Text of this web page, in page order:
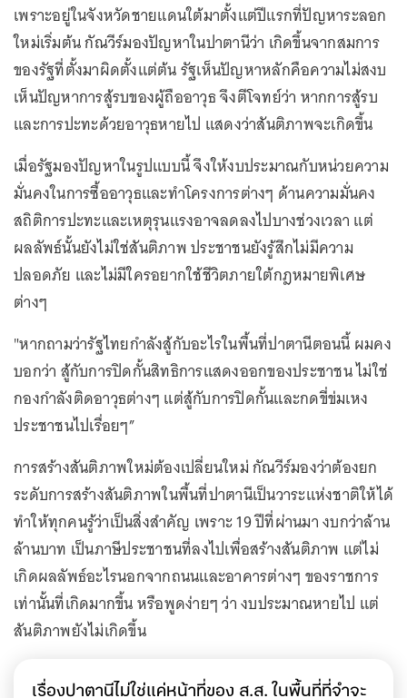
เพราะอยู่ในจังหวัดชายแดนใต้มาตั้งแต่ปีแรกที่ปัญหาระลอก
ใหม่เริ่มต้น กัณวีร์มองปัญหาในปาตานีว่า เกิดขึ้นจากสมการ
ของรัฐที่ตั้งมาผิดตั้งแต่ต้น รัฐเห็นปัญหาหลักคือความไม่สงบ
เห็นปัญหาการสู้รบของผู้ถืออาวุธ จึงตีโจทย์ว่า หากการสู้รบ
และการปะทะด้วยอาวุธหายไป แสดงว่าสันติภาพจะเกิดขึ้น
เมื่อรัฐมองปัญหาในรูปแบบนี้ จึงให้งบประมาณกับหน่วยความ
มั่นคงในการซื้ออาวุธและทำโครงการต่างๆ ด้านความมั่นคง
สถิติการปะทะและเหตุรุนแรงอาจลดลงไปบางช่วงเวลา แต่
ผลลัพธ์นั้นยังไม่ใช่สันติภาพ ประชาชนยังรู้สึกไม่มีความ
ปลอดภัย และไม่มีใครอยากใช้ชีวิตภายใต้กฎหมายพิเศษ
ต่างๆ
"หากถามว่ารัฐไทยกำลังสู้กับอะไรในพื้นที่ปาตานีตอนนี้ ผมคง
บอกว่า สู้กับการปิดกั้นสิทธิการแสดงออกของประชาชน ไม่ใช่
กองกำลังติดอาวุธต่างๆ แต่สู้กับการปิดกั้นและกดขี่ข่มเหง
ประชาชนไปเรื่อยๆ”
การสร้างสันติภาพใหม่ต้องเปลี่ยนใหม่ กัณวีร์มองว่าต้องยก
ระดับการสร้างสันติภาพในพื้นที่ปาตานีเป็นวาระแห่งชาติให้ได้
ทำให้ทุกคนรู้ว่าเป็นสิ่งสำคัญ เพราะ 19 ปีที่ผ่านมา งบกว่าล้าน
ล้านบาท เป็นภาษีประชาชนที่ลงไปเพื่อสร้างสันติภาพ แต่ไม่
เกิดผลลัพธ์อะไรนอกจากถนนและอาคารต่างๆ ของราชการ
เท่านั้นที่เกิดมากขึ้น หรือพูดง่ายๆ ว่า งบประมาณหายไป แต่
สันติภาพยังไม่เกิดขึ้น
เรื่องปาตานีไม่ใช่แค่หน้าที่ของ ส.ส. ในพื้นที่ที่จำจะ